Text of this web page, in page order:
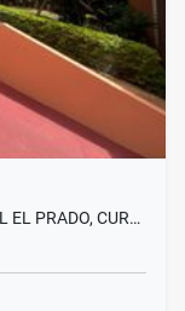
EL PRADO, CUR…